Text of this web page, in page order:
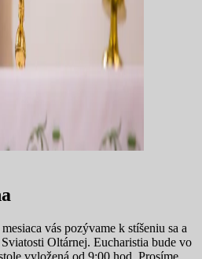
vás pozývame k stíšeniu sa a
Oltárnej. Eucharistia bude vo
vyložená od 9:00 hod. Prosíme